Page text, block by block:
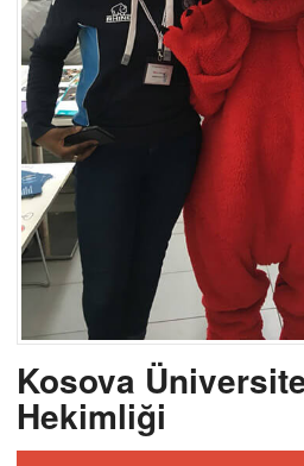
Kosova
Hekimliği